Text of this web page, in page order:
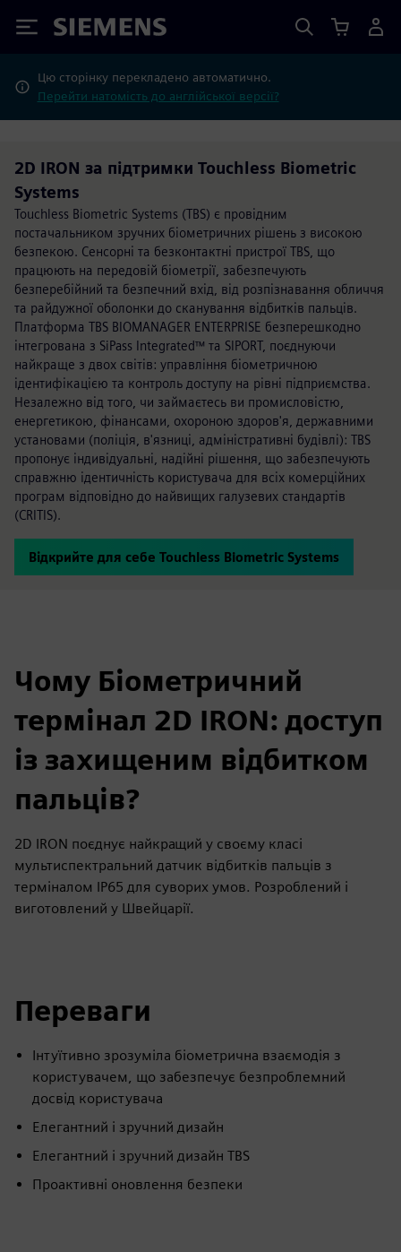
Siemens
Цю сторінку перекладено автоматично.
Перейти натомість до англійської версії?
2D IRON за підтримки Touchless Biometric
Systems
Touchless Biometric Systems (TBS) є провідним
постачальником зручних біометричних рішень з високою
безпекою. Сенсорні та безконтактні пристрої TBS, що
працюють на передовій біометрії, забезпечують
безперебійний та безпечний вхід, від розпізнавання обличчя
та райдужної оболонки до сканування відбитків пальців.
Платформа TBS BIOMANAGER ENTERPRISE безперешкодно
інтегрована з SiPass Integrated™ та SIPORT, поєднуючи
найкраще з двох світів: управління біометричною
ідентифікацією та контроль доступу на рівні підприємства.
Незалежно від того, чи займаєтесь ви промисловістю,
енергетикою, фінансами, охороною здоров'я, державними
установами (поліція, в'язниці, адміністративні будівлі): TBS
пропонує індивідуальні, надійні рішення, що забезпечують
справжню ідентичність користувача для всіх комерційних
програм відповідно до найвищих галузевих стандартів
(CRITIS).
Відкрийте для себе Touchless Biometric Systems
Чому Біометричний
термінал 2D IRON: доступ
із захищеним відбитком
пальців?
2D IRON поєднує найкращий у своєму класі
мультиспектральний датчик відбитків пальців з
терміналом IP65 для суворих умов. Розроблений і
виготовлений у Швейцарії.
Переваги
Інтуїтивно зрозуміла біометрична взаємодія з
користувачем, що забезпечує безпроблемний
досвід користувача
Елегантний і зручний дизайн
Елегантний і зручний дизайн TBS
Проактивні оновлення безпеки